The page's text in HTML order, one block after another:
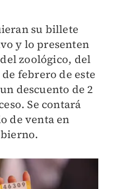
su billete
y lo presenten
zoológico, del
febrero de este
descuento de 2
Se contará
de venta en